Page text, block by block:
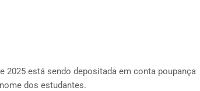
2025 está sendo depositada em conta poupança
dos estudantes.